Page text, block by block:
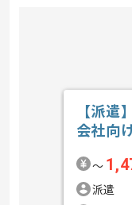
【派遣
会社向
〜
派遣